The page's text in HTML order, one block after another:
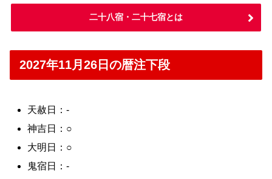
二十八宿・二十七宿とは
2027年11月26日の暦注下段
天赦日：-
神吉日：○
大明日：○
鬼宿日：-